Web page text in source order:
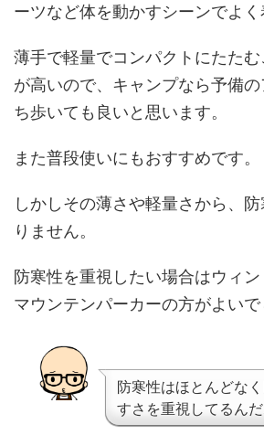
ーツなど体を動かすシーンでよく
薄手で軽量でコンパクトにたた
が高いので、キャンプなら予備
ち歩いても良いと思います。
また普段使いにもおすすめです。
しかしその薄さや軽量さから、
りません。
防寒性を重視したい場合はウィ
マウンテンパーカーの方がよいで
防寒性はほとんどな
すさを重視してるんだ